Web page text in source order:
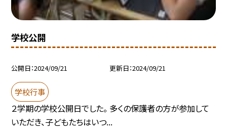
学校公開
公開日 2024/09/21 更新日 2024/09/21
学校行事
２学期の学校公開日でした。 多くの保護者の方が参加して
いただき、子どもたちはいつ...